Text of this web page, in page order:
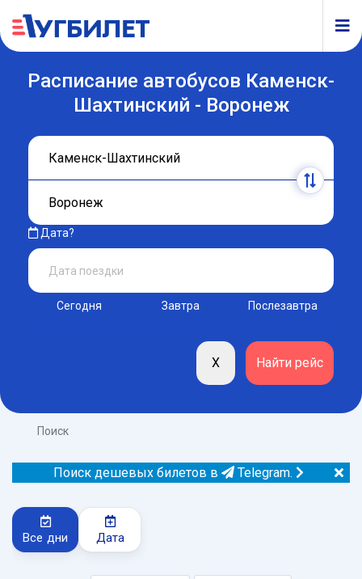
Расписание автобусов Каменск-
Шахтинский - Воронеж
Дата?
Сегодня Завтра Послезавтра
Поиск
Поиск дешевых билетов в Telegram.
Все дни Дата